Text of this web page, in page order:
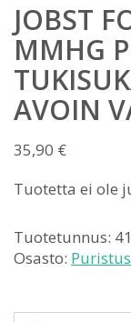
JOBST
MMHG
AVOIN
35,90 €
Tuotetta ei ole
Tuotetunnus:
Osasto: